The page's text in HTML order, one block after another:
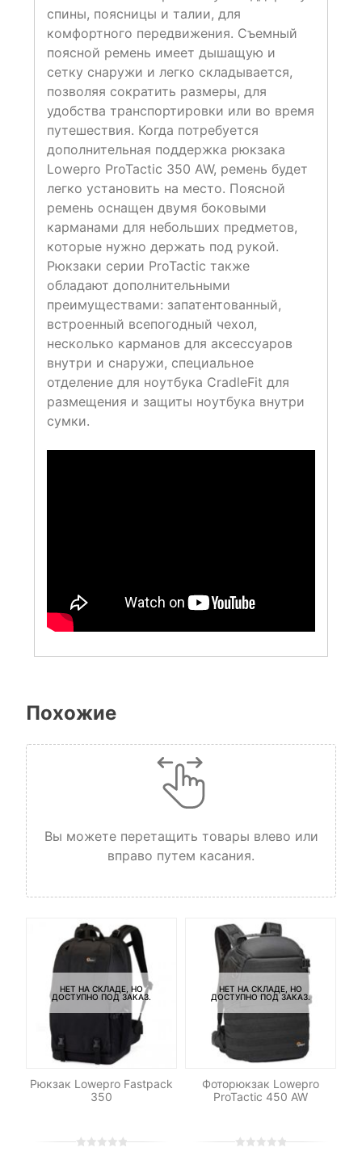
спины, поясницы и талии, для
комфортного передвижения. Съемный
поясной ремень имеет дышащую и
сетку снаружи и легко складывается,
позволяя сократить размеры, для
удобства транспортировки или во время
путешествия. Когда потребуется
дополнительная поддержка рюкзака
Lowepro ProTactic 350 AW, ремень будет
легко установить на место. Поясной
ремень оснащен двумя боковыми
карманами для небольших предметов,
которые нужно держать под рукой.
Рюкзаки серии ProTactic также
обладают дополнительными
преимуществами: запатентованный,
встроенный всепогодный чехол,
несколько карманов для аксессуаров
внутри и снаружи, специальное
отделение для ноутбука CradleFit для
размещения и защиты ноутбука внутри
сумки.
Похожие
Вы можете перетащить товары влево или
вправо путем касания.
НЕТ НА СКЛАДЕ, НО
ДОСТУПНО ПОД ЗАКАЗ.
Рюкзак Lowepro Fastpack
350
НЕТ НА СКЛАДЕ, НО
ДОСТУПНО ПОД ЗАКАЗ.
Фоторюкзак Lowepro
ProTactic 450 AW